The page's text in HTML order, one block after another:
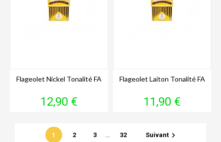
Flageolet Nickel Tonalité FA
Prix
12,90 €
Flageolet Laiton Tonalité FA
Prix
11,90 €
1 2 3 32 Suivant